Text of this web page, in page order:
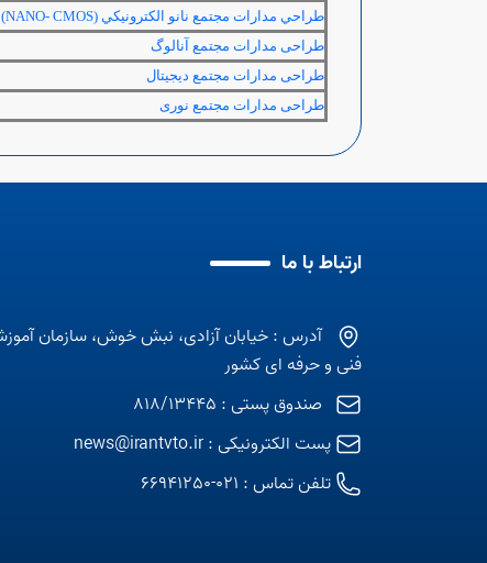
طراحي مدارات مجتمع نانو الكترونيكي (NANO- CMOS)
طراحی مدارات مجتمع آنالوگ
طراحی مدارات مجتمع دیجیتال
طراحی مدارات مجتمع نوری
ارتباط با ما
آدرس : خیابان آزادی، نبش خوش، سازمان
فنی و حرفه ای کشور
صندوق پستی : 818/13445
پست الکترونیکی :news@irantvto.ir
تلفن تماس : 021-66941250